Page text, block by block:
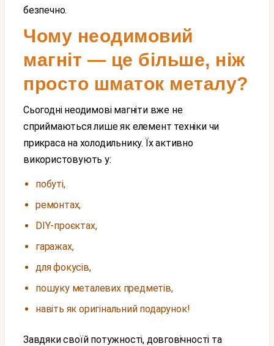
безпечно.
Чому неодимовий
магніт — це більше, ніж
просто шматок металу?
Сьогодні неодимові магніти вже не
сприймаються лише як елемент техніки чи
прикраса на холодильнику. Їх активно
використовують у:
побуті,
ремонтах,
DIY-проєктах,
гаражах,
для фокусів,
пошуку металевих предметів,
навіть як оригінальний подарунок!
Завдяки своїй потужності, довговічності та